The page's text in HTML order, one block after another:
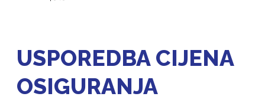
USPOREDBA CIJENA
OSIGURANJA